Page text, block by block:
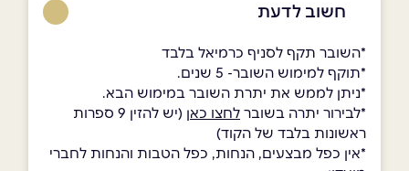
חשוב לדעת
*השובר תקף לסניף כרמיאל בלבד
*תוקף למימוש השובר- 5 שנים.
*ניתן לממש את יתרת השובר במימוש הבא.
*לבירור יתרה בשובר לחצו כאן
(יש להזין 9 ספרות
ראשונות בלבד של הקוד)
*אין כפל מבצעים, הנחות, כפל הטבות והנחות לחברי